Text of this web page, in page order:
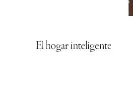
El hogar inteligente